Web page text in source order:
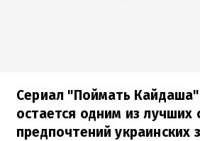
Сериал "Поймать Кайдаша"
остается одним из лучших
предпочтений украинских